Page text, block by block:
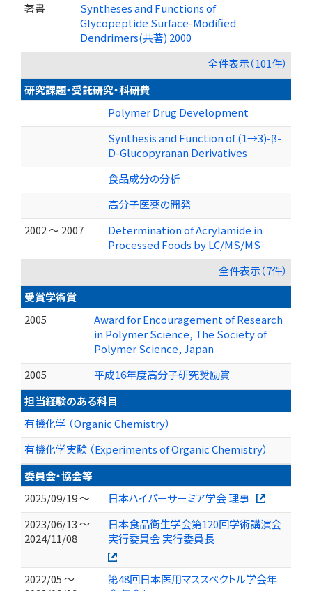
著書
Syntheses and Functions of
Glycopeptide Surface-Modified
Dendrimers(共著) 2000
全件表示（101件）
研究課題・受託研究・科研費
Polymer Drug Development
Synthesis and Function of (1→3)-β-
D-Glucopyranan Derivatives
食品成分の分析
高分子医薬の開発
2002 ～ 2007
Determination of Acrylamide in
Processed Foods by LC/MS/MS
全件表示（7件）
受賞学術賞
2005
Award for Encouragement of Research
in Polymer Science, The Society of
Polymer Science, Japan
2005
平成16年度高分子研究奨励賞
担当経験のある科目
有機化学 （Organic Chemistry）
有機化学実験 （Experiments of Organic Chemistry）
委員会・協会等
2025/09/19 ～
日本ハイパーサーミア学会 理事
2023/06/13 ～
2024/11/08
日本食品衛生学会第120回学術講演会
実行委員会 実行委員長
2022/05 ～
第48回日本医用マススペクトル学会年